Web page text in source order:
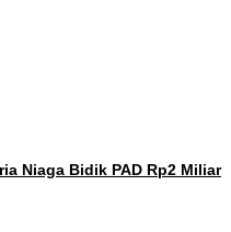
Niaga Bidik PAD Rp2 Miliar